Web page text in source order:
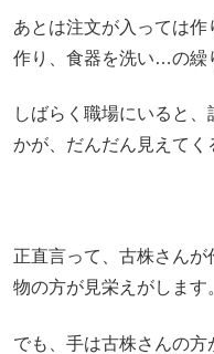
あとは注文が入っては
作り、食器を洗い…の繰
しばらく職場にいると
かが、だんだん見えてく
正直言って、古株さん
物の方が見栄えがします
でも、手は古株さんの方